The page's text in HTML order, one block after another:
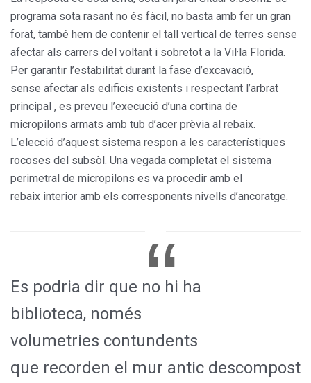
programa sota rasant no és fàcil, no basta amb fer un gran
forat, també hem de contenir el tall vertical de terres sense
afectar als carrers del voltant i sobretot a la Vil·la Florida.
Per garantir l’estabilitat durant la fase d’excavació,
sense afectar als edificis existents i respectant l’arbrat
principal , es preveu l’execució d’una cortina de
micropilons armats amb tub d’acer prèvia al rebaix.
L’elecció d’aquest sistema respon a les característiques
rocoses del subsòl. Una vegada completat el sistema
perimetral de micropilons es va procedir amb el
rebaix interior amb els corresponents nivells d’ancoratge.
Es podria dir que no hi ha
biblioteca, només
volumetries contundents
que recorden el mur antic descompost